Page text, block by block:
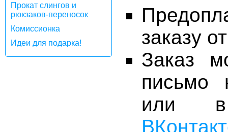
Прокат слингов и
рюкзаков-переносок
Комиссионка
Идеи для подарка!
заказу
Заказ
письмо
или в